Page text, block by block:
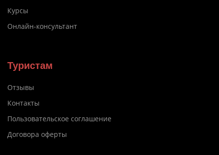
Курсы
Онлайн-консультант
Туристам
Отзывы
Контакты
Пользовательское соглашение
Договора оферты